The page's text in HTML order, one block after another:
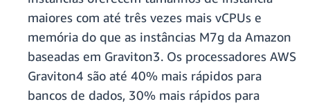
maiores com até três vezes mais vCPUs e
memória do que as instâncias M7g da Amazon
baseadas em Graviton3. Os processadores AWS
Graviton4 são até 40% mais rápidos para
bancos de dados, 30% mais rápidos para